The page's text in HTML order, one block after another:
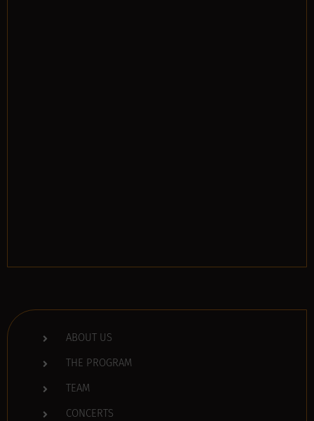
ABOUT US
THE PROGRAM
TEAM
CONCERTS